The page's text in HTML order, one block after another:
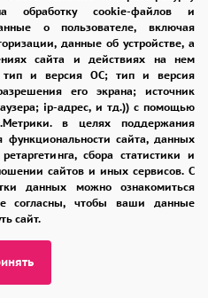
обработку cookie-файлов и
о пользователе, включая
данные об устройстве, а
сайта и действиях на нем
тип и версия ОС; тип и версия
его экрана; источник
ip-адрес, и тд.)) с помощью
в целях поддержания
функциональности сайта, данных
сбора статистики и
сайтов и иных сервисов. С
данных можно ознакомиться
согласны, чтобы ваши данные
сайт.
внешний вид
его жизнь,
и ваших близких
готовы
и помочь
букет, который будет